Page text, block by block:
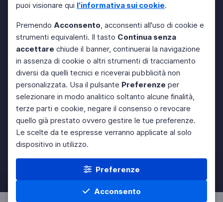
puoi visionare qui l'informativa sui cookie.
Premendo Acconsento, acconsenti all'uso di cookie e
strumenti equivalenti. Il tasto Continua senza
accettare chiude il banner, continuerai la navigazione
in assenza di cookie o altri strumenti di tracciamento
diversi da quelli tecnici e riceverai pubblicità non
personalizzata. Usa il pulsante Preferenze per
selezionare in modo analitico soltanto alcune finalità,
terze parti e cookie, negare il consenso o revocare
quello già prestato ovvero gestire le tue preferenze.
Le scelte da te espresse verranno applicate al solo
dispositivo in utilizzo.
Preferenze
Acconsento